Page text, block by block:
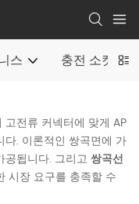
스 충전 소켓
전류 커넥터에 맞게 AP
다. 이론적인 쌍곡면에 가
공됩니다. 그리고 쌍곡선
시장 요구를 충족할 수